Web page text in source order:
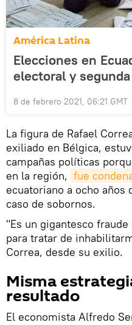
América Latina
Elecciones en
electoral y
8 de febrero 2021, 06:21 GMT
La figura de Rafael
exiliado en Bélgica,
campañas políticas
en la región, fue
ecuatoriano a ocho
caso de sobornos.
"Es un gigantesco
para tratar de
Correa, desde su exilio.
Misma
resultado
El economista Alfredo